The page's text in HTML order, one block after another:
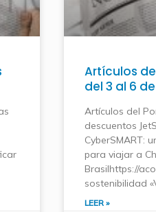
Artículos
del 3 al 6
Artículos del
descuentos
CyberSMART:
para viajar a
Brasilhttps://
sostenibilidad
LEER »